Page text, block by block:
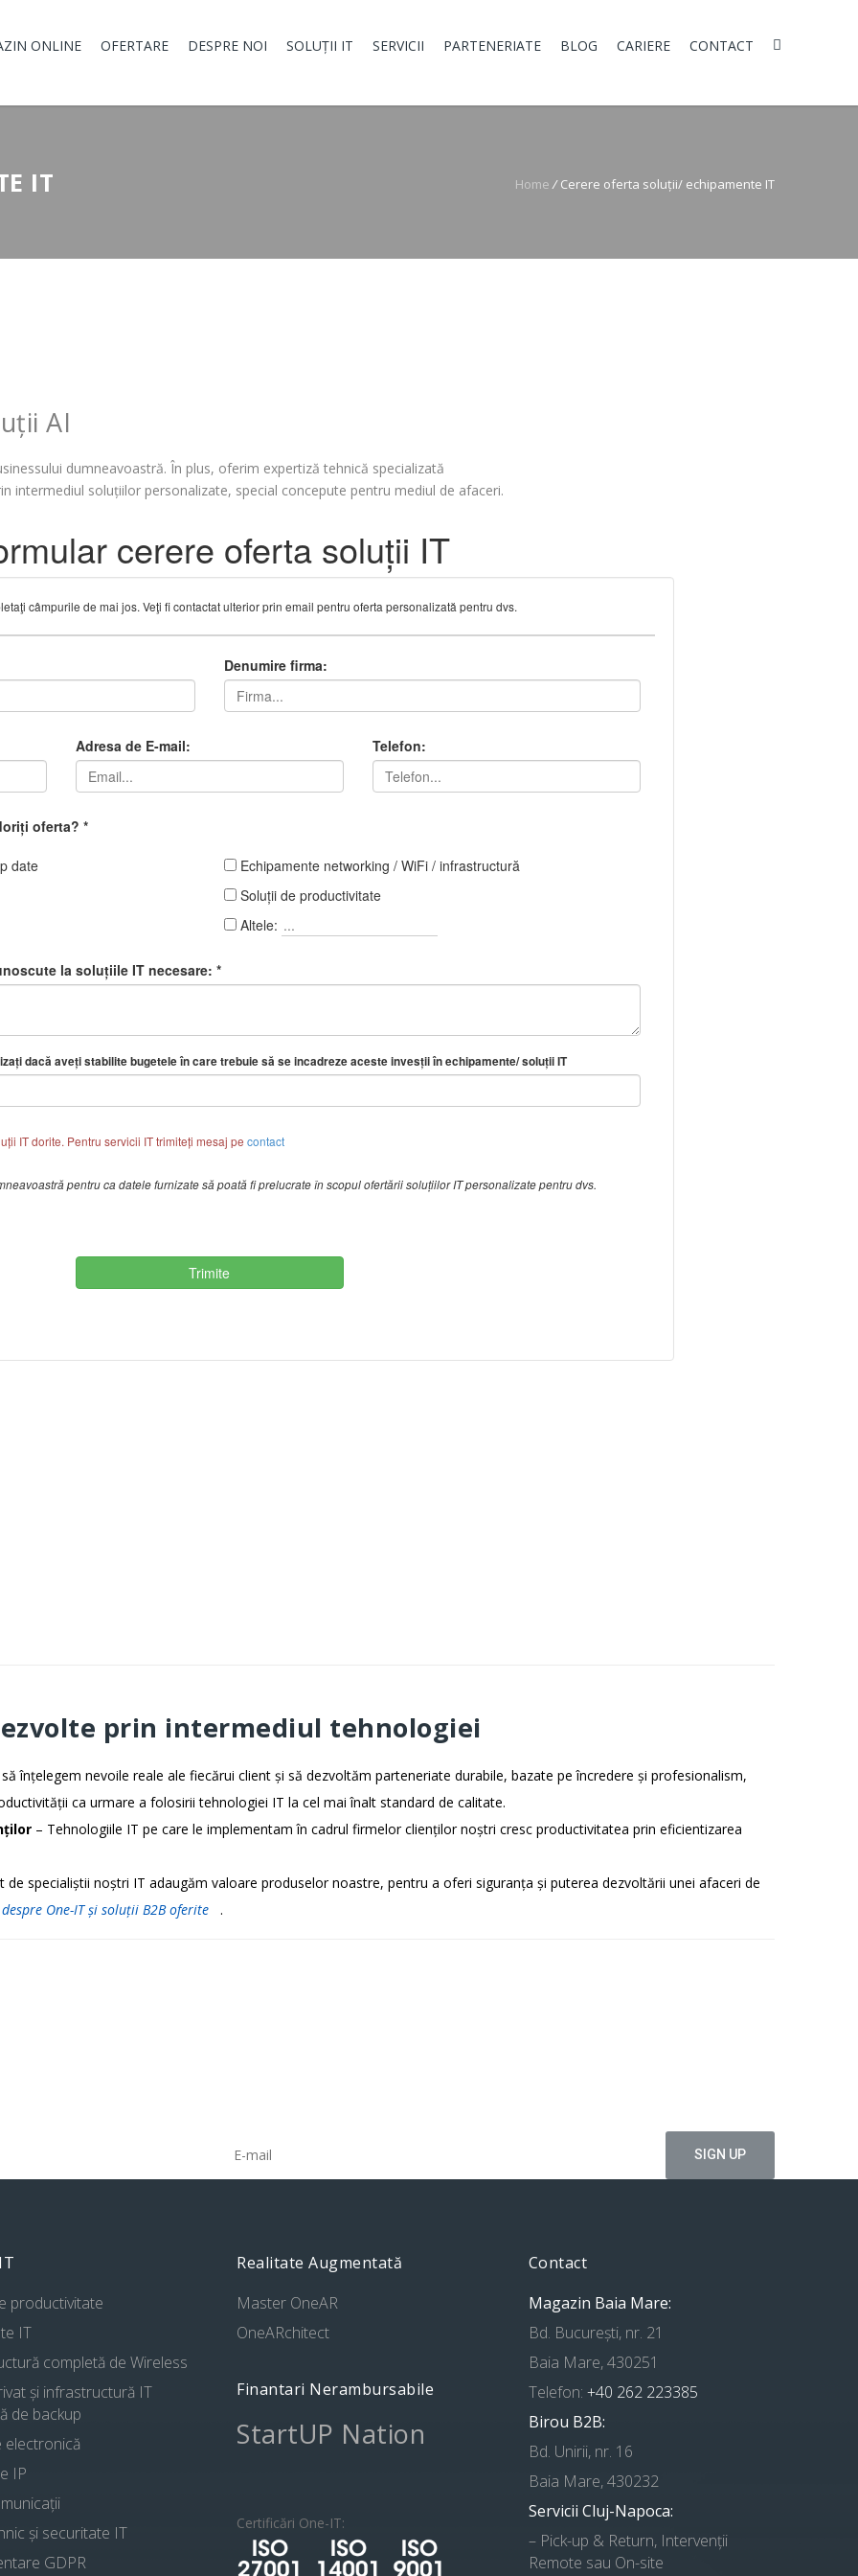
ONLINE OFERTARE DESPRE NOI SOLUȚII IT SERVICII PARTENERIATE BLOG CARIERE CONTACT
IT Home / Cerere oferta soluții/ echipamente IT
AI
dumneavoastră. În plus, oferim expertiză tehnică specializată
intermediul soluțiilor personalizate, special concepute pentru mediul de afaceri.
prin intermediul tehnologiei
înțelegem nevoile reale ale fiecărui client și să dezvoltăm parteneriate durabile, bazate pe încredere și profesionalism,
ca urmare a folosirii tehnologiei IT la cel mai înalt standard de calitate.
– Tehnologiile IT pe care le implementam în cadrul firmelor clienților noștri cresc productivitatea prin eficientizarea
de specialiștii noștri IT adaugăm valoare produselor noastre, pentru a oferi siguranța și puterea dezvoltării unei afaceri de
One-IT și soluții B2B oferite .
productivitate
IT
completă de Wireless
și infrastructură IT
de backup
electronică
IP
și securitate IT
GDPR
Realitate Augmentată
Master OneAR
OneARchitect
Finantari Nerambursabile
StartUP Nation
Certificări One-IT:
Contact
Magazin Baia Mare:
Bd. București, nr. 21
Baia Mare, 430251
Telefon: +40 262 223385
Birou B2B:
Bd. Unirii, nr. 16
Baia Mare, 430232
Servicii Cluj-Napoca:
– Pick-up & Return, Intervenții
Remote sau On-site